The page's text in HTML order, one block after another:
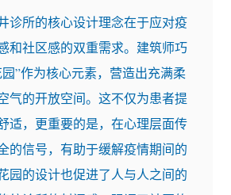
诊所的核心设计理念在于应对疫
和社区感的双重需求。建筑师巧
”作为核心元素，营造出充满柔
气的开放空间。这不仅为患者提
适，更重要的是，在心理层面传
的信号，有助于缓解疫情期间的
园的设计也促进了人与人之间的